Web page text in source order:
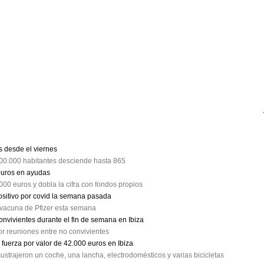
MARTÍN VEGA | NÚMERO: 40.073
1893
desde el viernes
habitantes desciende hasta 865
en ayudas
euros y dobla la cifra con fondos propios
por covid la semana pasada
de Pfizer esta semana
durante el fin de semana en Ibiza
reuniones entre no convivientes
por valor de 42.000 euros en Ibiza
un coche, una lancha, electrodomésticos y varias bicicletas